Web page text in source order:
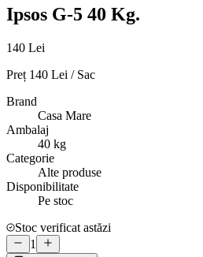
Ipsos G-5 40 Kg.
140 Lei
Preț 140 Lei / Sac
Brand
Casa Mare
Ambalaj
40 kg
Categorie
Alte produse
Disponibilitate
Pe stoc
Stoc verificat astăzi
1